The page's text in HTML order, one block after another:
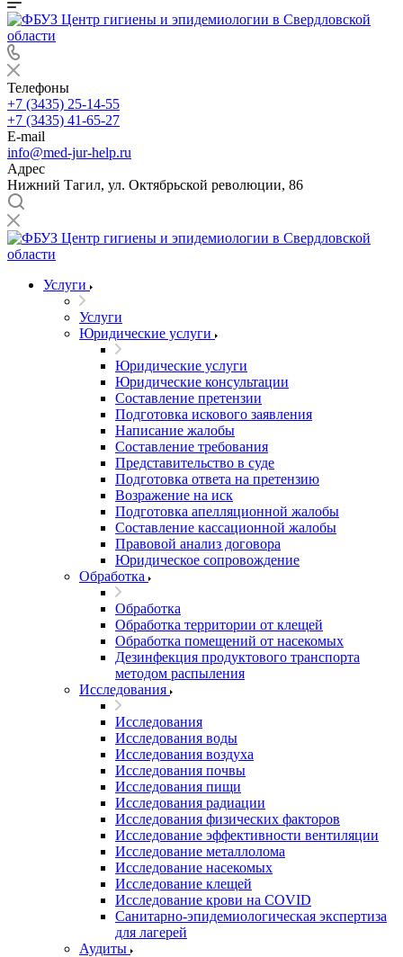
Телефоны
+7 (3435) 25-14-55
+7 (3435) 41-65-27
E-mail
info@med-jur-help.ru
Адрес
Нижний Тагил, ул. Октябрьской революции, 86
Услуги
Услуги
Юридические услуги
Юридические услуги
Юридические консультации
Составление претензии
Подготовка искового заявления
Написание жалобы
Составление требования
Представительство в суде
Подготовка ответа на претензию
Возражение на иск
Подготовка апелляционной жалобы
Составление кассационной жалобы
Правовой анализ договора
Юридическое сопровождение
Обработка
Обработка
Обработка территории от клещей
Обработка помещений от насекомых
Дезинфекция продуктового транспорта
методом распыления
Исследования
Исследования
Исследования воды
Исследования воздуха
Исследования почвы
Исследования пищи
Исследования радиации
Исследования физических факторов
Исследование эффективности вентиляции
Исследование металлолома
Исследование насекомых
Исследование клещей
Исследование крови на COVID
Санитарно-эпидемиологическая экспертиза
для лагерей
Аудиты